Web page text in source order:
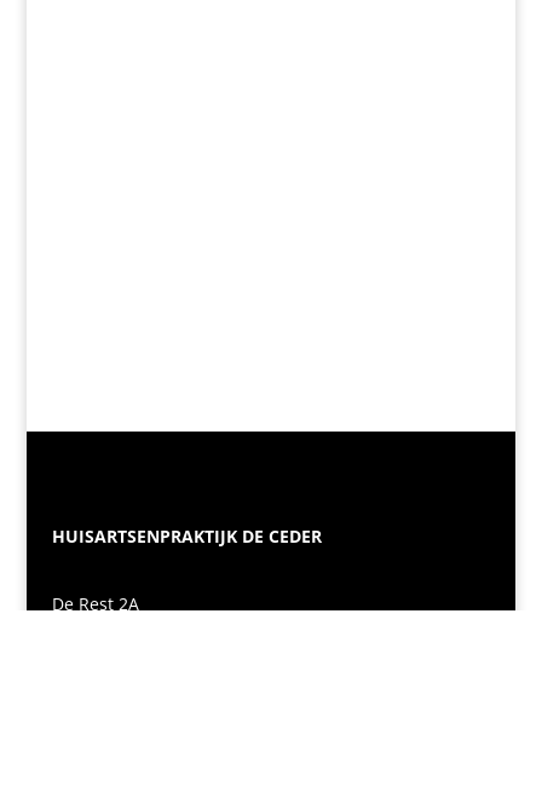
HUISARTSENPRAKTIJK DE CEDER
De Rest 2A